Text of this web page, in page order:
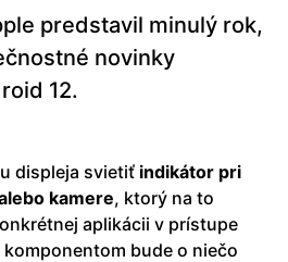
predstavil minulý rok,
novinky
12.
displeja svietiť indikátor pri
kamere, ktorý na to
aplikácii v prístupe
bude o niečo